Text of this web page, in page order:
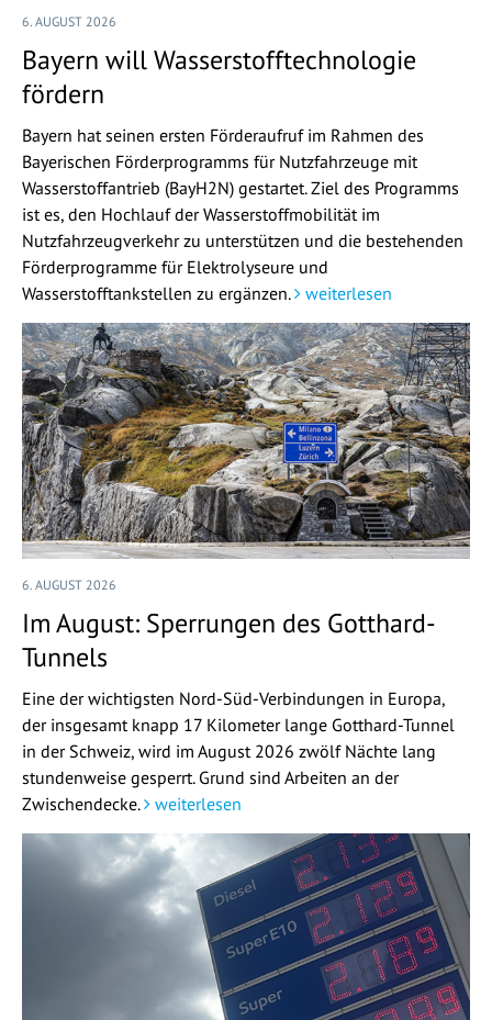
6. AUGUST 2026
Bayern will Wasserstofftechnologie
fördern
Bayern hat seinen ersten Förderaufruf im Rahmen des
Bayerischen Förderprogramms für Nutzfahrzeuge mit
Wasserstoffantrieb (BayH2N) gestartet. Ziel des Programms
ist es, den Hochlauf der Wasserstoffmobilität im
Nutzfahrzeugverkehr zu unterstützen und die bestehenden
Förderprogramme für Elektrolyseure und
Wasserstofftankstellen zu ergänzen.
weiterlesen
6. AUGUST 2026
Im August: Sperrungen des Gotthard-
Tunnels
Eine der wichtigsten Nord-Süd-Verbindungen in Europa,
der insgesamt knapp 17 Kilometer lange Gotthard-Tunnel
in der Schweiz, wird im August 2026 zwölf Nächte lang
stundenweise gesperrt. Grund sind Arbeiten an der
Zwischendecke.
weiterlesen